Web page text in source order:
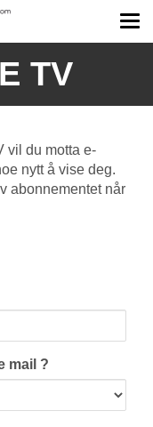
TV
vil du motta e-
nytt å vise deg.
abonnementet når
mail ?